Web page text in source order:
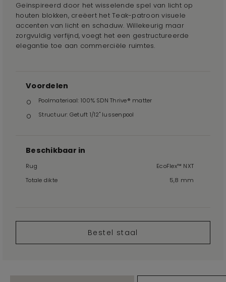
Geïnspireerd door het wisselende spel van licht op
houten blokken, creëert het Teak-patroon visuele
accenten van licht en schaduw. Willekeurig maar
zorgvuldig verfijnd, voegt het een gestructureerde
elegantie toe aan commerciële ruimtes.
Voordelen
Poolmateriaal: 100% SDN Thrive® matter
Structuur: Getuft 1/12" lussenpool
Beschikbaar in
Rug
EcoFlex™ NXT
Totale dikte
5,8 mm
Bestel staal